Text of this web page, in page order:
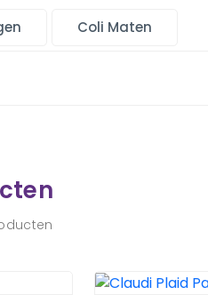
Coli Maten